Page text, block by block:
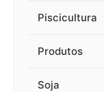
Piscicultura
Produtos
Soja